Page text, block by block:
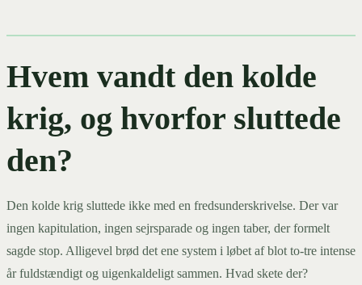
Hvem vandt den kolde
krig, og hvorfor sluttede
den?
Den kolde krig sluttede ikke med en fredsunderskrivelse. Der var
ingen kapitulation, ingen sejrsparade og ingen taber, der formelt
sagde stop. Alligevel brød det ene system i løbet af blot to-tre intense
år fuldstændigt og uigenkaldeligt sammen. Hvad skete der?